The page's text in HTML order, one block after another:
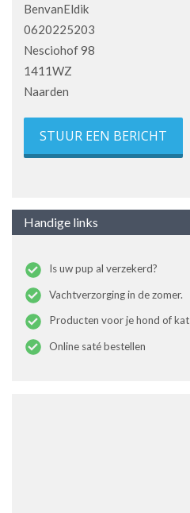
BenvanEldik
0620225203
Nesciohof 98
1411WZ
Naarden
STUUR EEN BERICHT
Handige links
Is uw pup al verzekerd?
Vachtverzorging in de zomer.
Producten voor je hond of kat
Online saté bestellen